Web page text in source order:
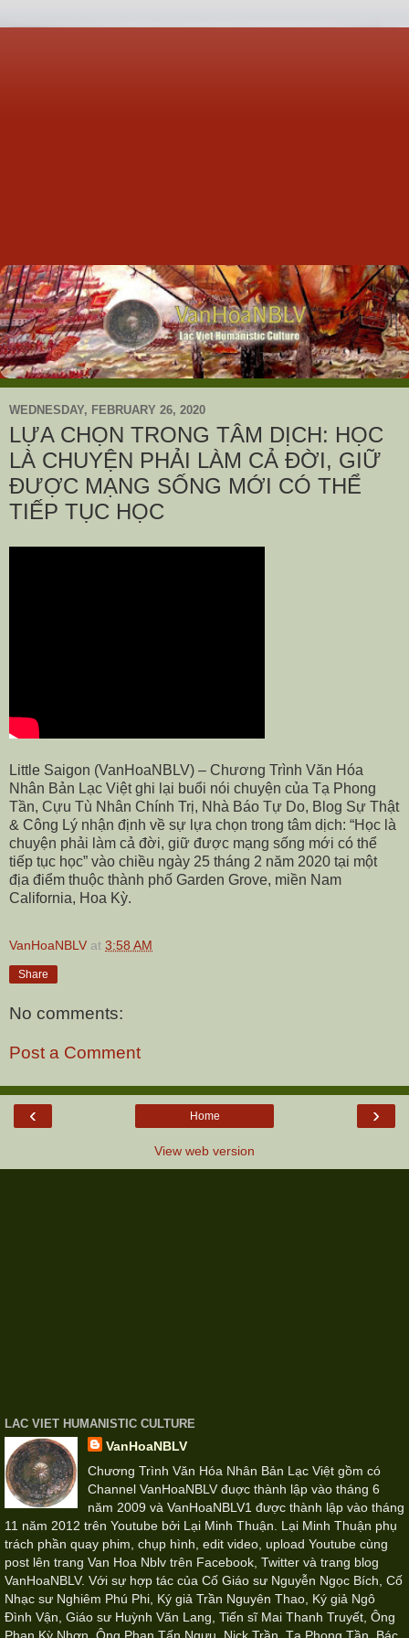
WEDNESDAY, FEBRUARY 26, 2020
LỰA CHỌN TRONG TÂM DỊCH: HỌC
LÀ CHUYỆN PHẢI LÀM CẢ ĐỜI, GIỮ
ĐƯỢC MẠNG SỐNG MỚI CÓ THỂ
TIẾP TỤC HỌC
Little Saigon (VanHoaNBLV) – Chương Trình Văn Hóa
Nhân Bản Lạc Việt ghi lại buổi nói chuyện của Tạ Phong
Tần, Cựu Tù Nhân Chính Trị, Nhà Báo Tự Do, Blog Sự Thật
& Công Lý nhận định về sự lựa chọn trong tâm dịch: “Học là
chuyện phải làm cả đời, giữ được mạng sống mới có thể
tiếp tục học” vào chiều ngày 25 tháng 2 năm 2020 tại một
địa điểm thuộc thành phố Garden Grove, miền Nam
California, Hoa Kỳ.
VanHoaNBLV at 3:58 AM
Share
No comments:
Post a Comment
‹ ›
Home
View web version
LAC VIET HUMANISTIC CULTURE
VanHoaNBLV
Chương Trình Văn Hóa Nhân Bản Lạc Việt gồm có
Channel VanHoaNBLV đuợc thành lập vào tháng 6
năm 2009 và VanHoaNBLV1 được thành lập vào tháng
11 năm 2012 trên Youtube bởi Lại Minh Thuận. Lại Minh Thuận phụ
trách phần quay phim, chụp hình, edit video, upload Youtube cùng
post lên trang Van Hoa Nblv trên Facebook, Twitter và trang blog
VanHoaNBLV. Với sự hợp tác của Cố Giáo sư Nguyễn Ngọc Bích, Cố
Nhạc sư Nghiêm Phú Phi, Ký giả Trần Nguyên Thao, Ký giả Ngô
Đình Vận, Giáo sư Huỳnh Văn Lang, Tiến sĩ Mai Thanh Truyết, Ông